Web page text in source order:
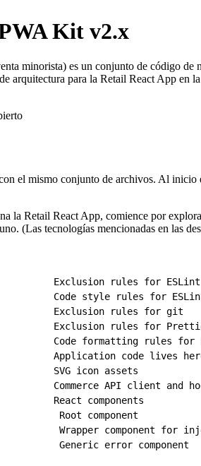
Kit v2.x
minorista) es un conjunto de código de
arquitectura para la Retail React App en
el mismo conjunto de archivos. Al inicio
la Retail React App, comience por
(Las tecnologías mencionadas en las
Exclusion rules for ESLint
Code style rules for
Exclusion rules for git
Exclusion rules for Prettier
Code formatting rules for
Application code lives
SVG icon assets
Commerce API client and
React components
Root component
Wrapper component for
Generic error component